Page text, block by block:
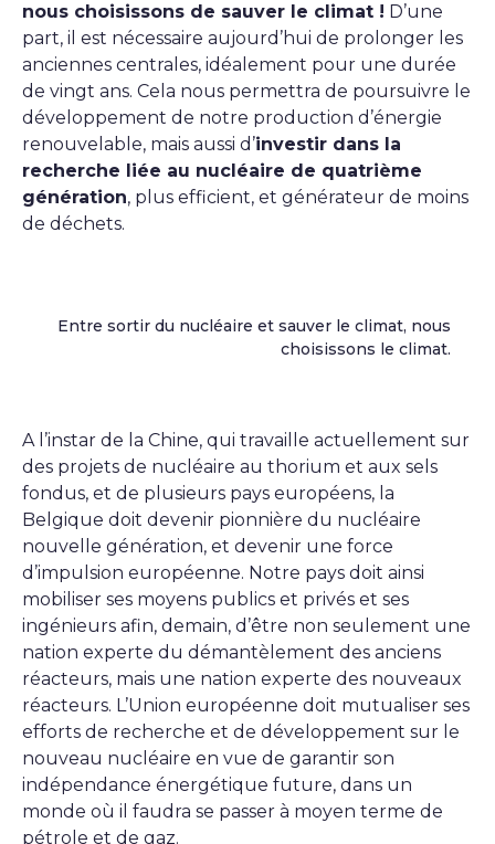
nous choisissons de sauver le climat ! D’une
part, il est nécessaire aujourd’hui de prolonger les
anciennes centrales, idéalement pour une durée
de vingt ans. Cela nous permettra de poursuivre le
développement de notre production d’énergie
renouvelable, mais aussi d’investir dans la
recherche liée au nucléaire de quatrième
génération, plus efficient, et générateur de moins
de déchets.
Entre sortir du nucléaire et sauver le climat, nous
choisissons le climat.
A l’instar de la Chine, qui travaille actuellement sur
des projets de nucléaire au thorium et aux sels
fondus, et de plusieurs pays européens, la
Belgique doit devenir pionnière du nucléaire
nouvelle génération, et devenir une force
d’impulsion européenne. Notre pays doit ainsi
mobiliser ses moyens publics et privés et ses
ingénieurs afin, demain, d’être non seulement une
nation experte du démantèlement des anciens
réacteurs, mais une nation experte des nouveaux
réacteurs. L’Union européenne doit mutualiser ses
efforts de recherche et de développement sur le
nouveau nucléaire en vue de garantir son
indépendance énergétique future, dans un
monde où il faudra se passer à moyen terme de
pétrole et de gaz.